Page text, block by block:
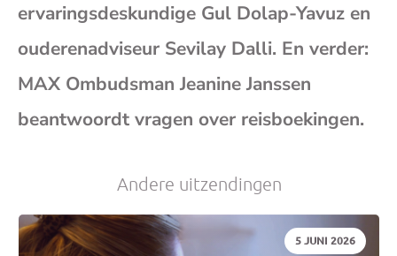
ervaringsdeskundige Gul Dolap-Yavuz en
ouderenadviseur Sevilay Dalli. En verder:
MAX Ombudsman Jeanine Janssen
beantwoordt vragen over reisboekingen.
Andere uitzendingen
DATUM:
5 JUNI 2026